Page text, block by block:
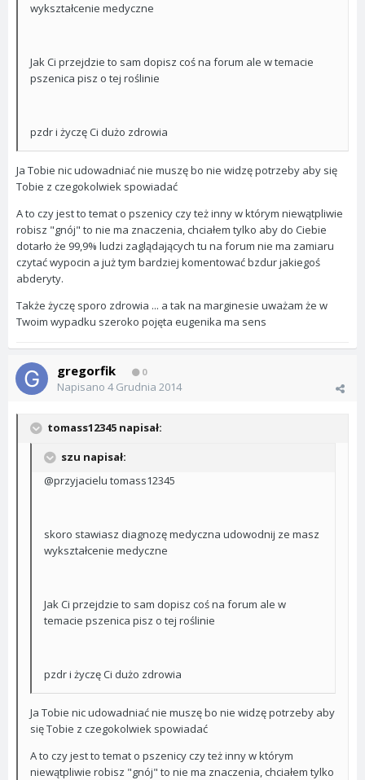
wykształcenie medyczne
Jak Ci przejdzie to sam dopisz coś na forum ale w temacie
pszenica pisz o tej roślinie
pzdr i życzę Ci dużo zdrowia
Ja Tobie nic udowadniać nie muszę bo nie widzę potrzeby aby się
Tobie z czegokolwiek spowiadać
A to czy jest to temat o pszenicy czy też inny w którym niewątpliwie
robisz "gnój" to nie ma znaczenia, chciałem tylko aby do Ciebie
dotarło że 99,9% ludzi zaglądających tu na forum nie ma zamiaru
czytać wypocin a już tym bardziej komentować bzdur jakiegoś
abderyty.
Także życzę sporo zdrowia ... a tak na marginesie uważam że w
Twoim wypadku szeroko pojęta eugenika ma sens
gregorfik 0
Napisano 4 Grudnia 2014
tomass12345 napisał:
szu napisał:
@przyjacielu tomass12345
skoro stawiasz diagnozę medyczna udowodnij ze masz
wykształcenie medyczne
Jak Ci przejdzie to sam dopisz coś na forum ale w
temacie pszenica pisz o tej roślinie
pzdr i życzę Ci dużo zdrowia
Ja Tobie nic udowadniać nie muszę bo nie widzę potrzeby aby
się Tobie z czegokolwiek spowiadać
A to czy jest to temat o pszenicy czy też inny w którym
niewątpliwie robisz "gnój" to nie ma znaczenia, chciałem tylko